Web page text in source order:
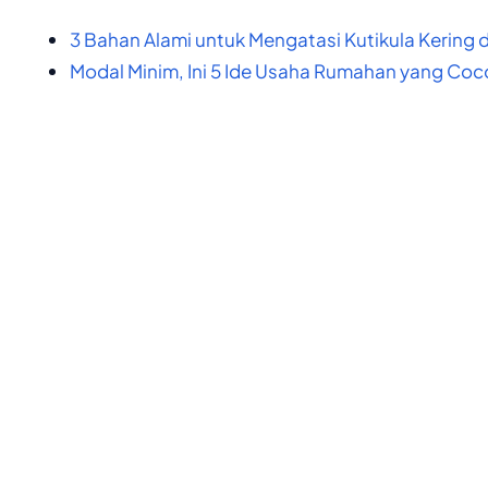
3 Bahan Alami untuk Mengatasi Kutikula Kering
Modal Minim, Ini 5 Ide Usaha Rumahan yang